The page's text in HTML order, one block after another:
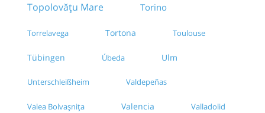
Topolovățu Mare Torino
Torrelavega Tortona Toulouse
Tübingen Úbeda Ulm
Unterschleißheim Valdepeñas
Valea Bolvașnița Valencia Valladolid